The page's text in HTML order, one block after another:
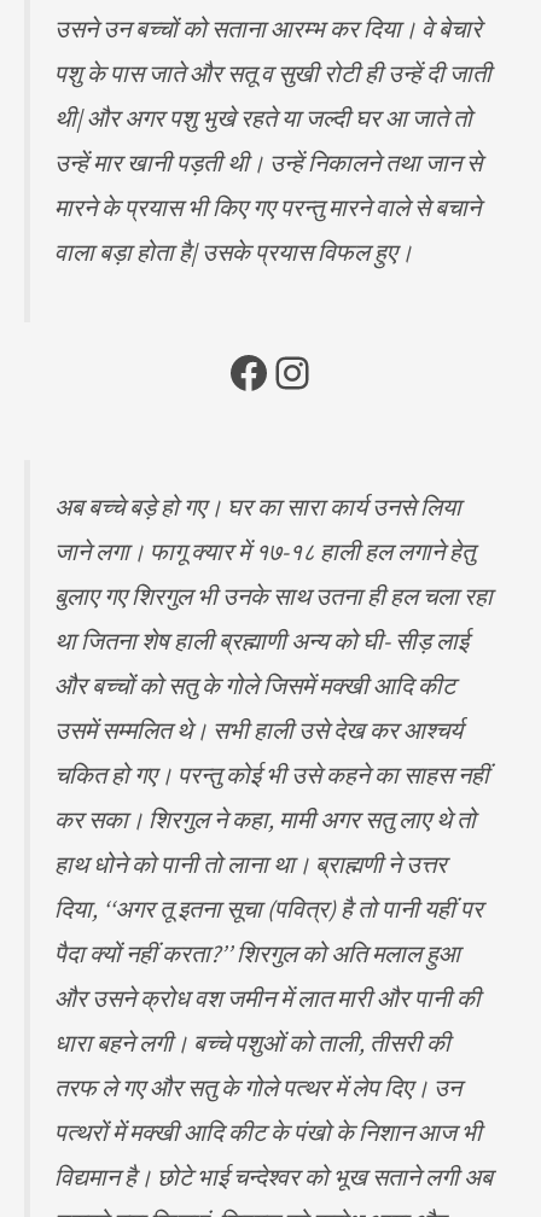
उसने उन बच्चों को सताना आरम्भ कर दिया। वे बेचारे
पशु के पास जाते और सतू व सुखी रोटी ही उन्हें दी जाती
थी| और अगर पशु भुखे रहते या जल्दी घर आ जाते तो
उन्हें मार खानी पड़ती थी। उन्हें निकालने तथा जान से
मारने के प्रयास भी किए गए परन्तु मारने वाले से बचाने
वाला बड़ा होता है| उसके प्रयास विफल हुए।
अब बच्चे बड़े हो गए। घर का सारा कार्य उनसे लिया
जाने लगा। फागू क्यार में १७-१८ हाली हल लगाने हेतु
बुलाए गए शिरगुल भी उनके साथ उतना ही हल चला रहा
था जितना शेष हाली ब्रह्माणी अन्य को घी- सीड़ लाई
और बच्चों को सतु के गोले जिसमें मक्खी आदि कीट
उसमें सम्मलित थे। सभी हाली उसे देख कर आश्चर्य
चकित हो गए। परन्तु कोई भी उसे कहने का साहस नहीं
कर सका। शिरगुल ने कहा, मामी अगर सतु लाए थे तो
हाथ धोने को पानी तो लाना था। ब्राह्मणी ने उत्तर
दिया, ‘‘अगर तू इतना सूचा (पवित्र) है तो पानी यहीं पर
पैदा क्यों नहीं करता?’’ शिरगुल को अति मलाल हुआ
और उसने क्रोध वश जमीन में लात मारी और पानी की
धारा बहने लगी। बच्चे पशुओं को ताली, तीसरी की
तरफ ले गए और सतु के गोले पत्थर में लेप दिए। उन
पत्थरों में मक्खी आदि कीट के पंखो के निशान आज भी
विद्यमान है। छोटे भाई चन्देश्वर को भूख सताने लगी अब